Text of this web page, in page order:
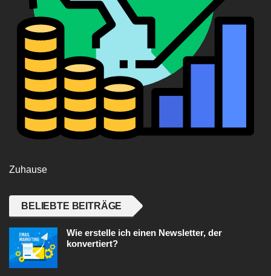
Zuhause
BELIEBTE BEITRÄGE
Wie erstelle ich einen Newsletter, der
konvertiert?